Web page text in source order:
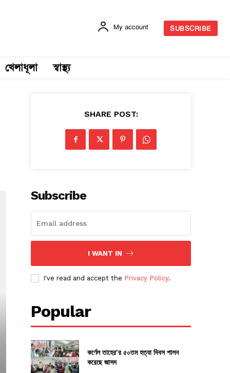
My account SUBSCRIBE
খেলাধূলা স্বাস্থ্য
SHARE POST:
Subscribe
I WANT IN
I've read and accept the Privacy Policy.
Popular
কর্ণেল তাহের’র ৫০তম হত্যা দিবস পালন
করেছে জাসদ